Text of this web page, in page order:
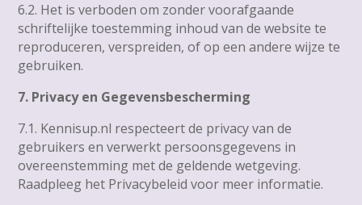
6.2. Het is verboden om zonder voorafgaande
schriftelijke toestemming inhoud van de website te
reproduceren, verspreiden, of op een andere wijze te
gebruiken.
7. Privacy en Gegevensbescherming
7.1. Kennisup.nl respecteert de privacy van de
gebruikers en verwerkt persoonsgegevens in
overeenstemming met de geldende wetgeving.
Raadpleeg het Privacybeleid voor meer informatie.